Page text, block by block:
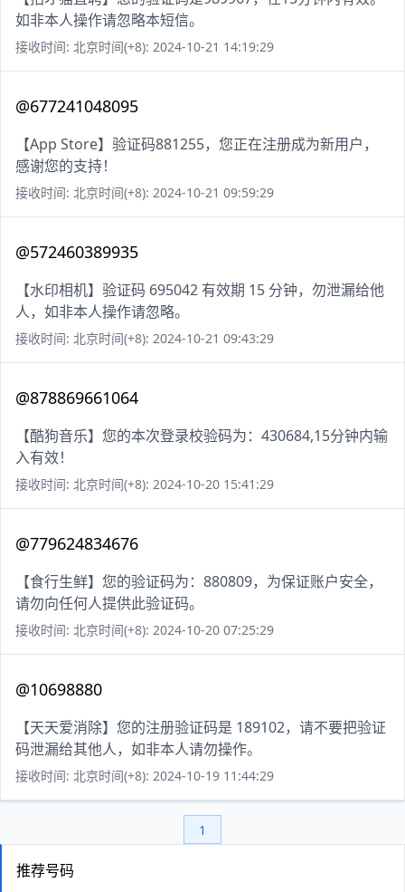
如非本人操作请忽略本短信。
接收时间: 北京时间(+8): 2024-10-21 14:19:29
@677241048095
【App Store】验证码881255，您正在注册成为新用户，
感谢您的支持！
接收时间: 北京时间(+8): 2024-10-21 09:59:29
@572460389935
【水印相机】验证码 695042 有效期 15 分钟，勿泄漏给他
人，如非本人操作请忽略。
接收时间: 北京时间(+8): 2024-10-21 09:43:29
@878869661064
【酷狗音乐】您的本次登录校验码为：430684,15分钟内输
入有效！
接收时间: 北京时间(+8): 2024-10-20 15:41:29
@779624834676
【食行生鲜】您的验证码为：880809，为保证账户安全，
请勿向任何人提供此验证码。
接收时间: 北京时间(+8): 2024-10-20 07:25:29
@10698880
【天天爱消除】您的注册验证码是 189102，请不要把验证
码泄漏给其他人，如非本人请勿操作。
接收时间: 北京时间(+8): 2024-10-19 11:44:29
1
推荐号码